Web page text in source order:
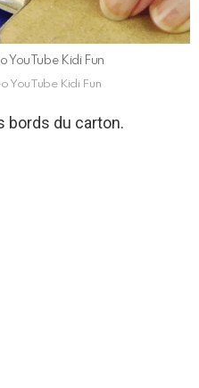
YouTube Kidi Fun
YouTube Kidi Fun
bords du carton.